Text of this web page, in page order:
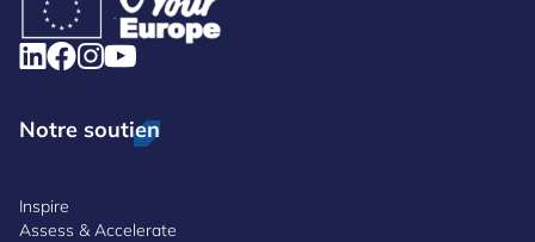
Notre soutien
Inspire
Assess & Accelerate